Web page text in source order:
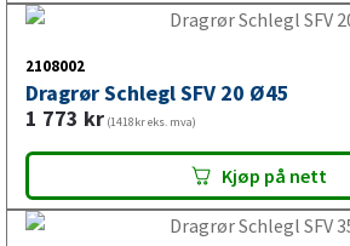
2108002
Dragrør Schlegl SFV 20 Ø45
1 773 kr (1418kr eks. mva)
Kjøp på nett